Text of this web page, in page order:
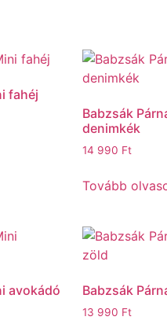
fahéj
Babzsák
denimkék
14 990 Ft
Tovább
avokádó
Babzsák
13 990 Ft